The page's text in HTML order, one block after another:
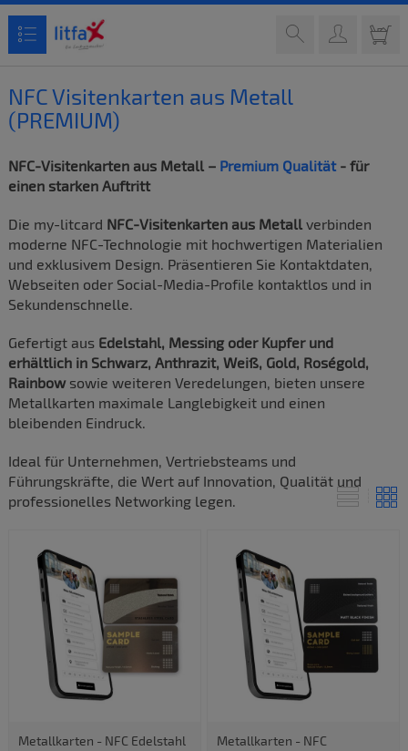
NFC Visitenkarten aus Metall
(PREMIUM)
NFC-Visitenkarten aus Metall – Premium Qualität- für
einen starken Auftritt
Die my-litcard NFC-Visitenkarten aus Metallverbinden
moderne NFC-Technologie mit hochwertigen Materialien
und exklusivem Design. Präsentieren Sie Kontaktdaten,
Webseiten oder Social-Media-Profile kontaktlos und in
Sekundenschnelle.
Gefertigt aus Edelstahl, Messing oder Kupfer und
erhältlich in Schwarz, Anthrazit, Weiß, Gold, Roségold,
Rainbowsowie weiteren Veredelungen, bieten unsere
Metallkarten maximale Langlebigkeit und einen
bleibenden Eindruck.
Ideal für Unternehmen, Vertriebsteams und
Führungskräfte, die Wert auf Innovation, Qualität und
professionelles Networking legen.
Metallkarten - NFC Edelstahl
Metallkarten - NFC